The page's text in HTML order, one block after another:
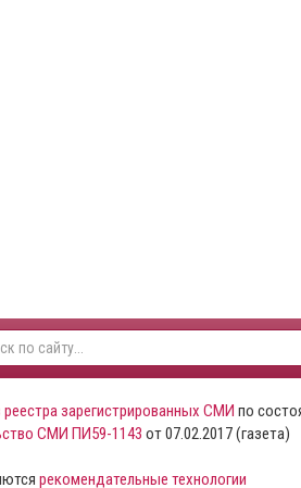
зарегистрированных СМИ по
СМИ ПИ59-1143 от 07.02.2017 (газета)
рекомендательные технологии